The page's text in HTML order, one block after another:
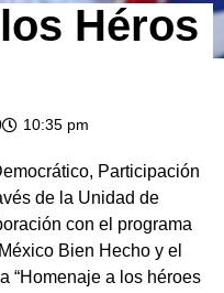
Héros
10:35 pm
Participación
de la Unidad de
con el programa
Bien Hecho y el
“Homenaje a los héroes